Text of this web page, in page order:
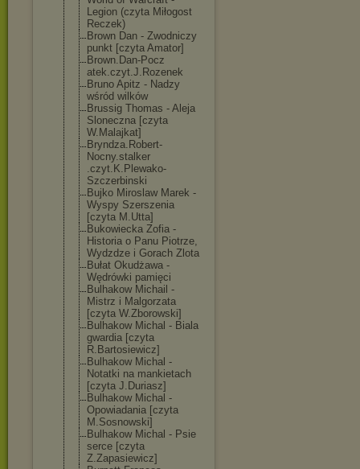
Legion (czyta Miłogost
Reczek)
Brown Dan - Zwodniczy
punkt [czyta Amator]
Brown.Dan-Pocz
atek.czyt.J.Rozenek
Bruno Apitz - Nadzy
wśród wilków
Brussig Thomas - Aleja
Sloneczna [czyta
W.Malajkat]
Bryndza.Robert-
Nocny.stalker
.czyt.K.Plewako-
Szczerbinski
Bujko Miroslaw Marek -
Wyspy Szerszenia
[czyta M.Utta]
Bukowiecka Zofia -
Historia o Panu Piotrze,
Wydzdze i Gorach Zlota
Bułat Okudżawa -
Wędrówki pamięci
Bulhakow Michail -
Mistrz i Malgorzata
[czyta W.Zborowski]
Bulhakow Michal - Biala
gwardia [czyta
R.Bartosiewicz]
Bulhakow Michal -
Notatki na mankietach
[czyta J.Duriasz]
Bulhakow Michal -
Opowiadania [czyta
M.Sosnowski]
Bulhakow Michal - Psie
serce [czyta
Z.Zapasiewicz]